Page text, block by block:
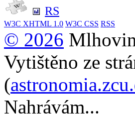
RS
W3C XHTML 1.0 W3C CSS RSS
© 2026
Vytištěno ze
(
Nahrávám...